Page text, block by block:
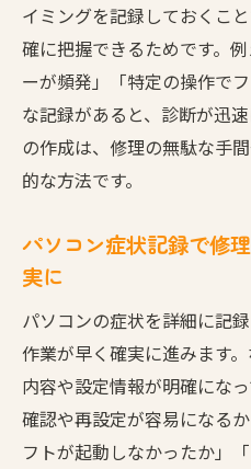
イミングを記録しておくこ
確に把握できるためです。
ーが頻発」「特定の操作で
な記録があると、診断が迅
の作成は、修理の無駄な手
的な方法です。
パソコン症状記録で修
実に
パソコンの症状を詳細に記
作業が早く確実に進みます
内容や設定情報が明確にな
確認や再設定が容易になる
フトが起動しなかったか」